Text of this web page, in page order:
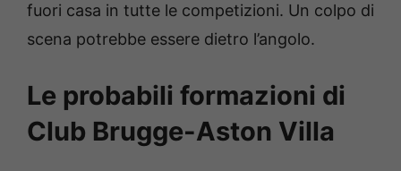
fuori casa in tutte le competizioni. Un colpo di
scena potrebbe essere dietro l’angolo.
Le probabili formazioni di
Club Brugge-Aston Villa